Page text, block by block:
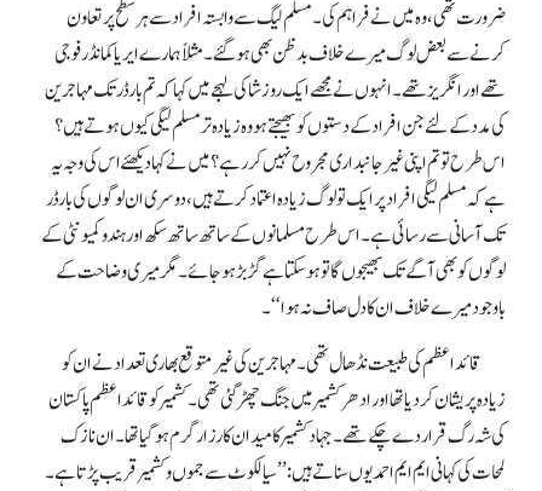
ضرورت تھی، وہ میں نے فراہم کی۔ مسلم لیگ سے وابستہ افراد سے ہر سطح پر تعاون
کرنے سے بعض لوگ میرے خلاف بدظن بھی ہو گئے۔ مثلاً ہمارے ایریا کمانڈر فوجی
تھے اور انگریز تھے۔ انہوں نے مجھے ایک روزشاکی لہجے میں کہا کہ تم بارڈر تک مہاجرین
کی مدد کے لئے جن افراد کے دستوں کو بھیجتے ہو وہ زیادہ تر مسلم لیگی کیوں ہوتے ہیں؟
اس طرح تو تم اپنی غیر جانبداری مجروح نہیں کر رہے؟ میں نے کہا دیکھئے اس کی وجہ یہ
ہے کہ مسلم لیگی افراد پر ایک تو لوگ زیادہ اعتماد کرتے ہیں، دوسری ان لوگوں کی بارڈر
تک آسانی سے رسائی ہے۔ ا س طرح مسلمانوں کے ساتھ ساتھ سکھ اور ہندو کمیونٹی کے
لوگوں کو بھی آگے تک بھیجوں گا تو ہو سکتا ہے گڑ بڑ ہو جائے۔ مگر میری وضاحت کے
باوجود میرے خلاف ان کا دل صاف نہ ہوا‘‘۔
قائد اعظم کی طبیعت نڈھال تھی۔ مہاجرین کی غیر متوقع بھاری تعدادنے ان کو
زیادہ پریشان کر دیا تھا اور ادھر کشمیر میں جنگ چھڑ گئی تھی۔ کشمیر کو قائد اعظم پاکستان
کی شہ رگ قرار دے چکے تھے۔ جہاد کشمیر کا میدان کارزار گرم ہو گیا تھا۔ ان نازک
لمحات کی کہانی ایم ایم احمد یوں سناتے ہیں: ’’سیالکوٹ سے جموں وکشمیر قریب پڑتا ہے۔